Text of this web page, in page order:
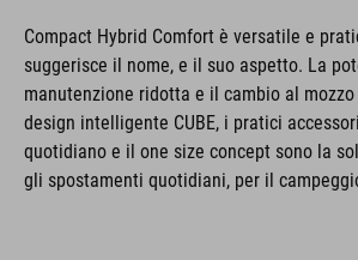
Compact Hybrid Comfort è versatile e
suggerisce il nome, e il suo aspetto. La
manutenzione ridotta e il cambio al
design intelligente CUBE, i pratici
quotidiano e il one size concept sono la
gli spostamenti quotidiani, per il